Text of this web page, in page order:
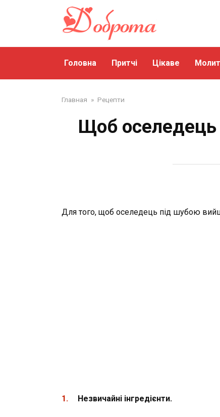
Головна Притчі Цікаве
Главная » Рецепти
Щоб
Для того, щоб оселедець під шубою
Незвичайні інгредієнти.